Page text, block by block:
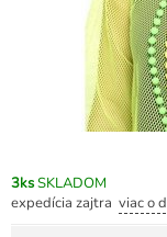
3ksSKLADOM
expedícia zajtra viac o